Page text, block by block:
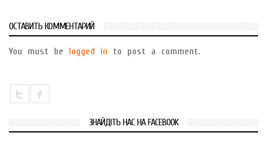
ОСТАВИТЬ КОММЕНТАРИЙ
You must be logged in to post a comment.
ЗНАЙДІТЬ НАС НА FACEBOOK